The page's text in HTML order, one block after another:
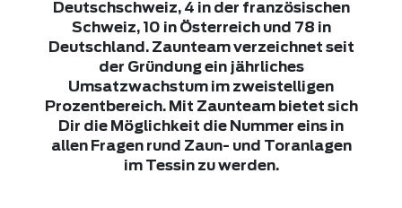
Deutschschweiz, 4 in der französischen
Schweiz, 10 in Österreich und 78 in
Deutschland. Zaunteam verzeichnet seit
der Gründung ein jährliches
Umsatzwachstum im zweistelligen
Prozentbereich. Mit Zaunteam bietet sich
Dir die Möglichkeit die Nummer eins in
allen Fragen rund Zaun- und Toranlagen
im Tessin zu werden.